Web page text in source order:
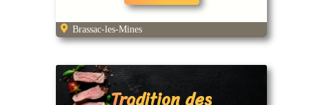
Brassac-les-Mines